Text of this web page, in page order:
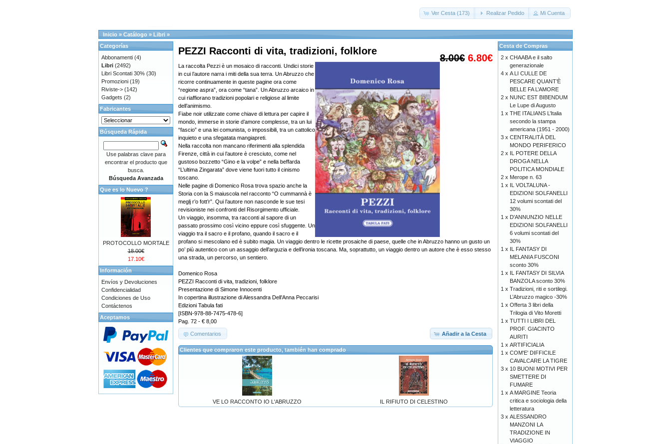
Ver Cesta (173) Realizar Pedido Mi Cuenta
Inicio » Catálogo » Libri »
8.00€ 6.80€
PEZZI Racconti di vita, tradizioni, folklore
La raccolta Pezzi è un mosaico di racconti. Undici storie
in cui l’autore narra i miti della sua terra. Un Abruzzo che
ricorre continuamente in queste pagine ora come
“regione aspra”, ora come “tana”. Un Abruzzo arcaico in
cui riaffiorano tradizioni popolari e religiose al limite
dell’animismo.
Fiabe noir utilizzate come chiave di lettura per capire il
mondo, immerse in storie d’amore complesse, tra un lui
“fascio” e una lei comunista, o impossibili, tra un cattolico
inquieto e una sfegatata mangiapreti.
Nella raccolta non mancano riferimenti alla splendida
Firenze, città in cui l’autore è cresciuto, come nel
gustoso bozzetto “Gino e la volpe” e nella beffarda
“L’ultima Zingarata” dove viene fuori tutto il cinismo
toscano.
Nelle pagine di Domenico Rosa trova spazio anche la
Storia con la S maiuscola nel racconto “O cummannà è
meglj r’o fott’r”. Qui l’autore non nasconde le sue tesi
revisioniste nei confronti del Risorgimento ufficiale.
Un viaggio, insomma, tra racconti al sapore di un
passato prossimo così vicino eppure così sfuggente. Un
viaggio tra il sacro e il profano, quando il sacro e il
profano si mescolano ed è subito magia. Un viaggio dentro le ricette prosaiche di paese, quelle che in Abruzzo hanno un gusto un
po’ più autentico con un assaggio dell’arguzia e dell’ironia toscana. Ma, soprattutto, un viaggio dentro un autore che è esso stesso
una strada, un percorso, un sentiero.
Domenico Rosa
PEZZI Racconti di vita, tradizioni, folklore
Presentazione di Simone Innocenti
In copertina illustrazione di Alessandra Dell’Anna Peccarisi
Edizioni Tabula fati
[ISBN-978-88-7475-478-6]
Pag. 72 - € 8,00
Añadir a la Cesta
Comentarios
Clientes que compraron este producto, también han comprado
VE LO RACCONTO IO L'ABRUZZO IL RIFIUTO DI CELESTINO
Categorías
Abbonamenti (4)
Libri (2492)
Libri Scontati 30% (30)
Promozioni (19)
Riviste-> (142)
Gadgets (2)
Fabricantes
Búsqueda Rápida
Use palabras clave para
encontrar el producto que
busca.
Búsqueda Avanzada
Que es lo Nuevo ?
PROTOCOLLO MORTALE
18.00€
17.10€
Información
Envíos y Devoluciones
Confidencialidad
Condiciones de Uso
Contáctenos
Aceptamos
Cesta de Compras
2 x CHAABA e il salto
generazionale
4 x A LI CULLE DE
PESCARE QUANT’È
BELLE FA L’AMORE
2 x NUNC EST BIBENDUM
Le Lupe di Augusto
1 x THE ITALIANS L’Italia
secondo la stampa
americana (1951 - 2000)
3 x CENTRALITÀ DEL
MONDO PERIFERICO
2 x IL POTERE DELLA
DROGA NELLA
POLITICA MONDIALE
2 x Merope n. 63
1 x IL VOLTALUNA -
EDIZIONI SOLFANELLI
12 volumi scontati del
30%
1 x D'ANNUNZIO NELLE
EDIZIONI SOLFANELLI
6 volumi scontati del
30%
1 x IL FANTASY DI
MELANIA FUSCONI
sconto 30%
1 x IL FANTASY DI SILVIA
BANZOLA sconto 30%
1 x Tradizioni, riti e sortilegi.
L’Abruzzo magico -30%
1 x Offerta 3 libri della
Trilogia di Vito Moretti
1 x TUTTI I LIBRI DEL
PROF. GIACINTO
AURITI
1 x ARTIFICIALIA
1 x COM'E' DIFFICILE
CAVALCARE LA TIGRE
3 x 10 BUONI MOTIVI PER
SMETTERE DI
FUMARE
1 x A MARGINE Teoria
critica e sociologia della
letteratura
3 x ALESSANDRO
MANZONI LA
TRADIZIONE IN
VIAGGIO